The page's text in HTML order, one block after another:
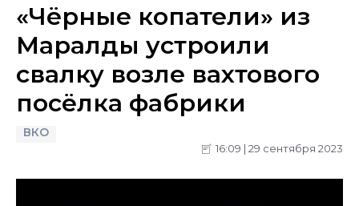
«Чёрные копатели» из
Маралды устроили
свалку возле вахтового
посёлка фабрики
ВКО
16:09 | 29 сентября 2023